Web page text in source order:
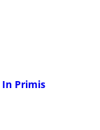
In Primis